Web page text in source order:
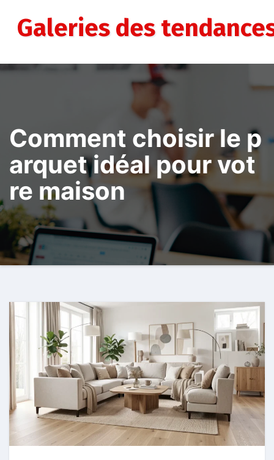
contenuGaleries des
Comment choisir le p
arquet idéal pour vot
re maison